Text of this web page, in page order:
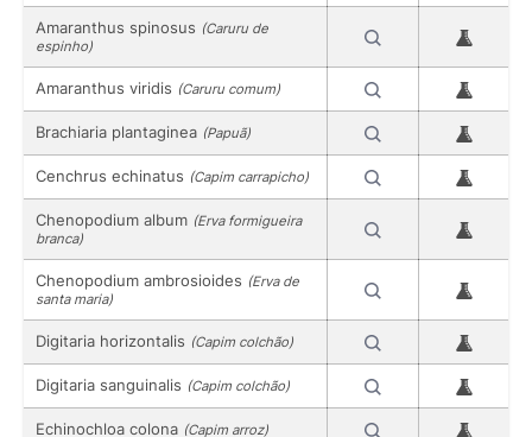
Amaranthus spinosus (Caruru de
espinho)
Amaranthus viridis (Caruru comum)
Brachiaria plantaginea (Papuã)
Cenchrus echinatus (Capim carrapicho)
Chenopodium album (Erva formigueira
branca)
Chenopodium ambrosioides (Erva de
santa maria)
Digitaria horizontalis (Capim colchão)
Digitaria sanguinalis (Capim colchão)
Echinochloa colona (Capim arroz)